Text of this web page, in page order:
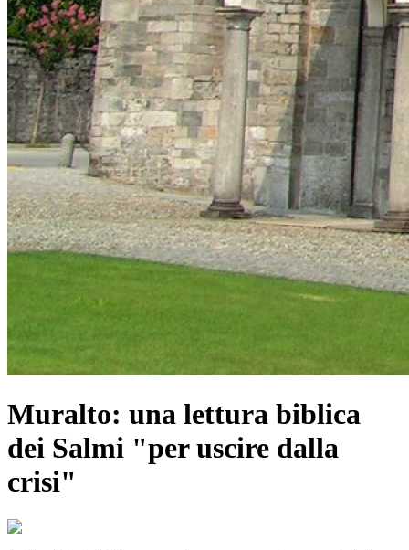
Muralto: una lettura biblica
dei Salmi "per uscire dalla
crisi"